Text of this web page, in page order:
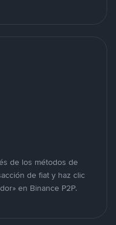
de los métodos de
de fiat y haz clic
en Binance P2P.